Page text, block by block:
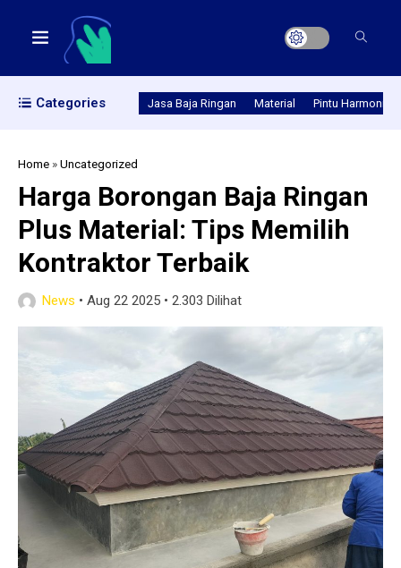
Categories Jasa Baja Ringan Material Pintu Harmonika
Home »Uncategorized
Harga Borongan Baja Ringan
Plus Material: Tips Memilih
Kontraktor Terbaik
News • Aug 22 2025 • 2.303 Dilihat